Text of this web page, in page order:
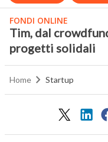
FONDI ONLINE
Tim, dal
progetti solidali
Home Startup